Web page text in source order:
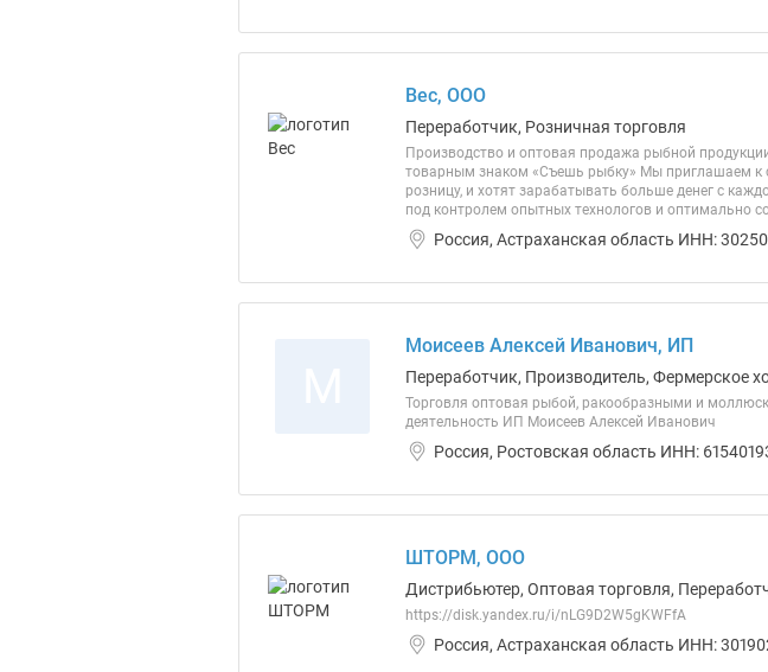
Вес, ООО
Переработчик, Розничная торговля
Производство и оптовая продажа рыбной
товарным знаком «Съешь рыбку» Мы приглашаем к
розницу, и хотят зарабатывать больше денег с
под контролем опытных технологов и оптимально
Россия, Астраханская область ИНН:
Моисеев Алексей Иванович, ИП
Переработчик, Производитель, Фермерское
Торговля оптовая рыбой, ракообразными и
деятельность ИП Моисеев Алексей Иванович
Россия, Ростовская область ИНН:
ШТОРМ, ООО
Дистрибьютер, Оптовая торговля,
https://disk.yandex.ru/i/nLG9D2W5gKWFfA
Россия, Астраханская область ИНН: